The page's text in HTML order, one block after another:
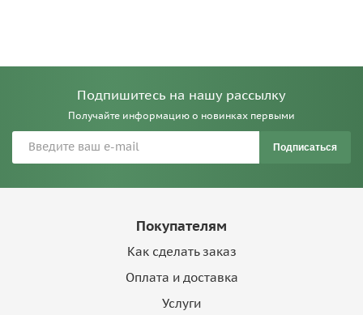
Подпишитесь на нашу рассылку
Получайте информацию о новинках первыми
Подписаться
Покупателям
Как сделать заказ
Оплата и доставка
Услуги